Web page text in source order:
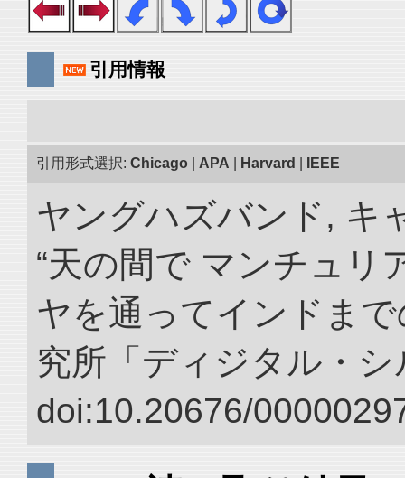
引用情報
引用形式選択: Chicago APA Harvard IEEE
ヤングハズバンド, キ
“天の間で マンチュリ
ヤを通ってインドま
究所「ディジタル・
doi:10.20676/